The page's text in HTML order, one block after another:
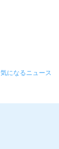
気になるニュース